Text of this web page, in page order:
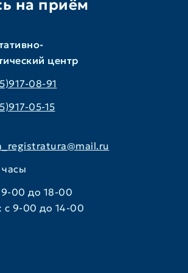
на приём
центр
08-91
05-15
00 до 18-00
с 9-00 до 14-00